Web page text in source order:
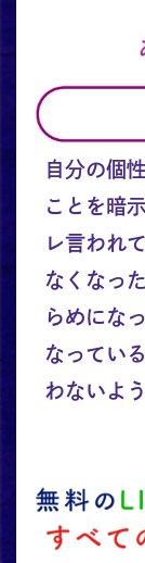
自分の個
ことを暗
レ言われ
なくなっ
らめにな
なってい
わないよ